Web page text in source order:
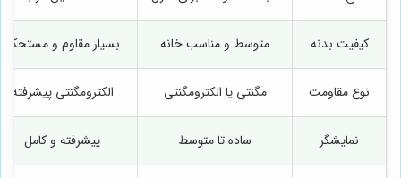
کیفیت بدنه متوسط و مناسب خانه بسیار مقاوم و مستحکم
نوع مقاومت مگنتی یا الکترومگنتی الکترومگنتی پیشرفته
نمایشگر ساده تا متوسط پیشرفته و کامل